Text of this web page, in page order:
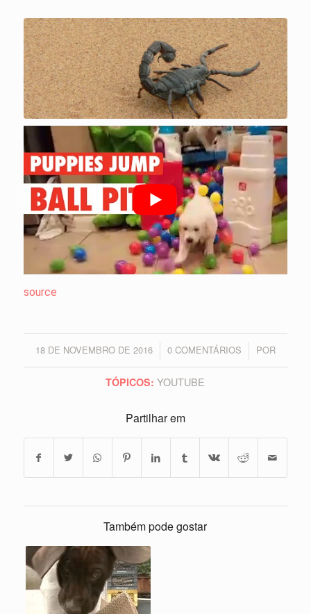
source
18 DE NOVEMBRO DE 2016
/ 0 COMENTÁRIOS
/ POR
TÓPICOS: YOUTUBE
Partilhar em
Também pode gostar